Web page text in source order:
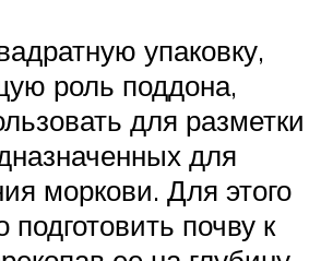
упаковку,
роль поддона,
для разметки
для
моркови. Для этого
почву к